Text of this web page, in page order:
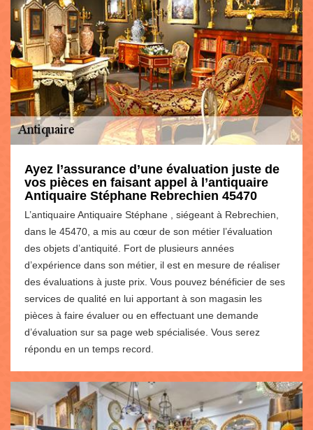
Ayez l’assurance d’une évaluation juste de
vos pièces en faisant appel à l’antiquaire
Antiquaire Stéphane Rebrechien 45470
L’antiquaire Antiquaire Stéphane , siégeant à Rebrechien,
dans le 45470, a mis au cœur de son métier l’évaluation
des objets d’antiquité. Fort de plusieurs années
d’expérience dans son métier, il est en mesure de réaliser
des évaluations à juste prix. Vous pouvez bénéficier de ses
services de qualité en lui apportant à son magasin les
pièces à faire évaluer ou en effectuant une demande
d’évaluation sur sa page web spécialisée. Vous serez
répondu en un temps record.